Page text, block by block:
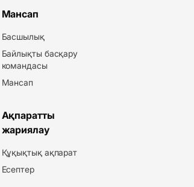
Мансап
Басшылық
Байлықты басқару
командасы
Мансап
Ақпаратты
жариялау
Құқықтық ақпарат
Есептер